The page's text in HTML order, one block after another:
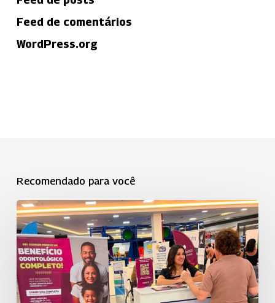
Feed de comentários
WordPress.org
Recomendado para você
Uniodonto
de
São
José
dos
Campos